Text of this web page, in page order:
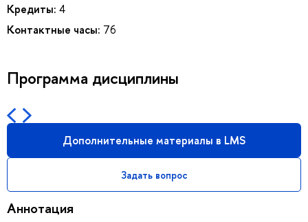
Кредиты: 4
Контактные часы: 76
Программа дисциплины
Дополнительные материалы в LMS
Задать вопрос
Аннотация